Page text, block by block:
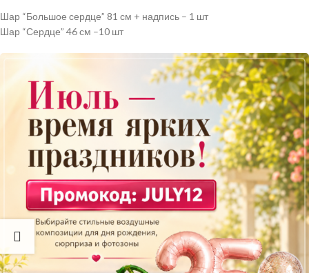
Шар “Большое сердце” 81 см + надпись – 1 шт
Шар “Сердце” 46 см –10 шт